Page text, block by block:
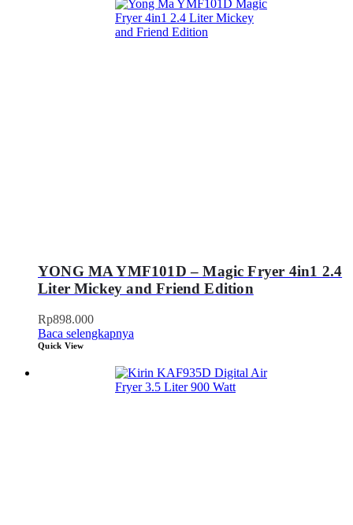
YONG MA YMF101D – Magic Fryer 4in1 2.4
Liter Mickey and Friend Edition
Rp898.000
Baca selengkapnya
Quick View